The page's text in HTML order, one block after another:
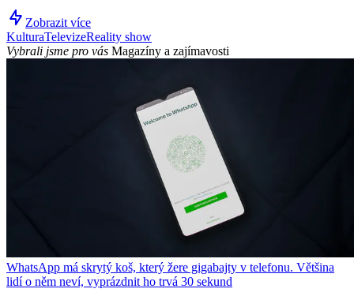
Zobrazit více
KulturaTelevizeReality show
Vybrali jsme pro vás Magazíny a zajímavosti
WhatsApp má skrytý koš, který žere gigabajty v telefonu. Většina
lidí o něm neví, vyprázdnit ho trvá 30 sekund